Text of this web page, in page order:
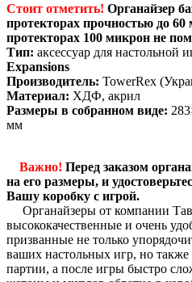
Стоит отметить! Органайзер
протекторах прочностью до
протекторах 100 микрон не
Тип: аксессуар для настольной
Expansions
Производитель: TowerRex
Материал: ХДФ, акрил
Размеры в собранном виде:
мм
Важно! Перед заказом
на его размеры, и
Вашу коробку с игрой.
Органайзеры от компании
высококачественные и очень
призванные не только
ваших настольных игр, но также
партии, а после игры быстро